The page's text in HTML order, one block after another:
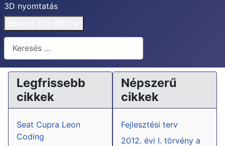
3D nyomtatás
Keresés...
Legfrissebb
cikkek
Seat Cupra Leon
Coding
Népszerű
cikkek
Fejlesztési terv
2012. évi I. törvény a